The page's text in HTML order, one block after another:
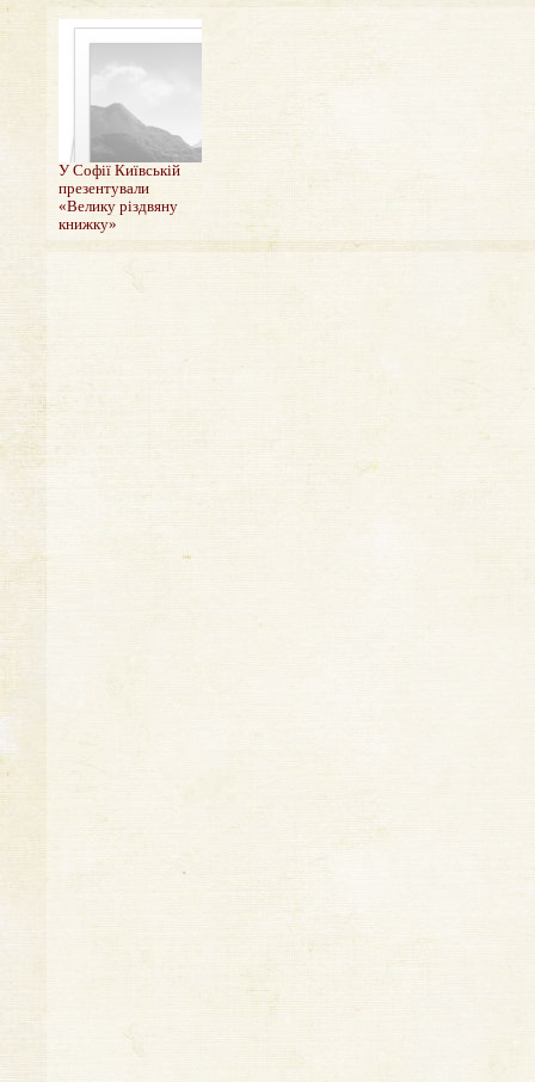
У Софії Київській
презентували
«Велику різдвяну
книжку»